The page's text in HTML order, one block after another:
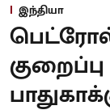
இந்தியா